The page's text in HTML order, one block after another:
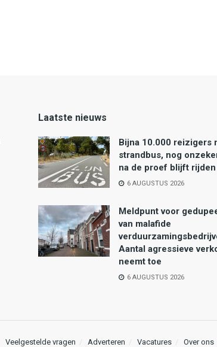
Laatste nieuws
Bijna 10.000 reizigers
strandbus, nog
na de proef blijft rijden
6 AUGUSTUS 2026
Meldpunt voor
van malafide
Aantal agressieve
neemt toe
6 AUGUSTUS 2026
Veelgestelde vragen Adverteren Vacatures Over ons